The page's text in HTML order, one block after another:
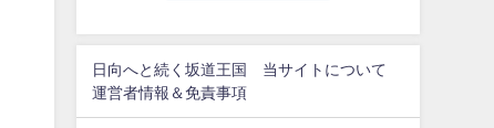
日向へと続く坂道王国 当サイトについて
運営者情報＆免責事項